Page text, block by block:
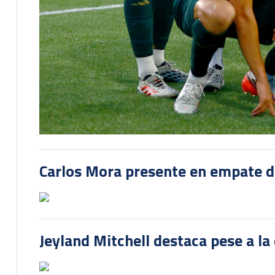
Carlos Mora presente en empate
Jeyland Mitchell destaca pese a